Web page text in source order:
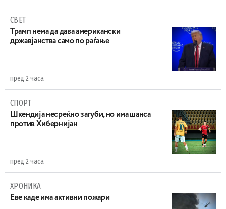
СВЕТ
Трамп нема да дава американски
државјанства само по раѓање
пред 2 часа
СПОРТ
Шкендија несреќно загуби, но има шанса
против Хибернијан
пред 2 часа
ХРОНИКА
Eве каде има активни пожари